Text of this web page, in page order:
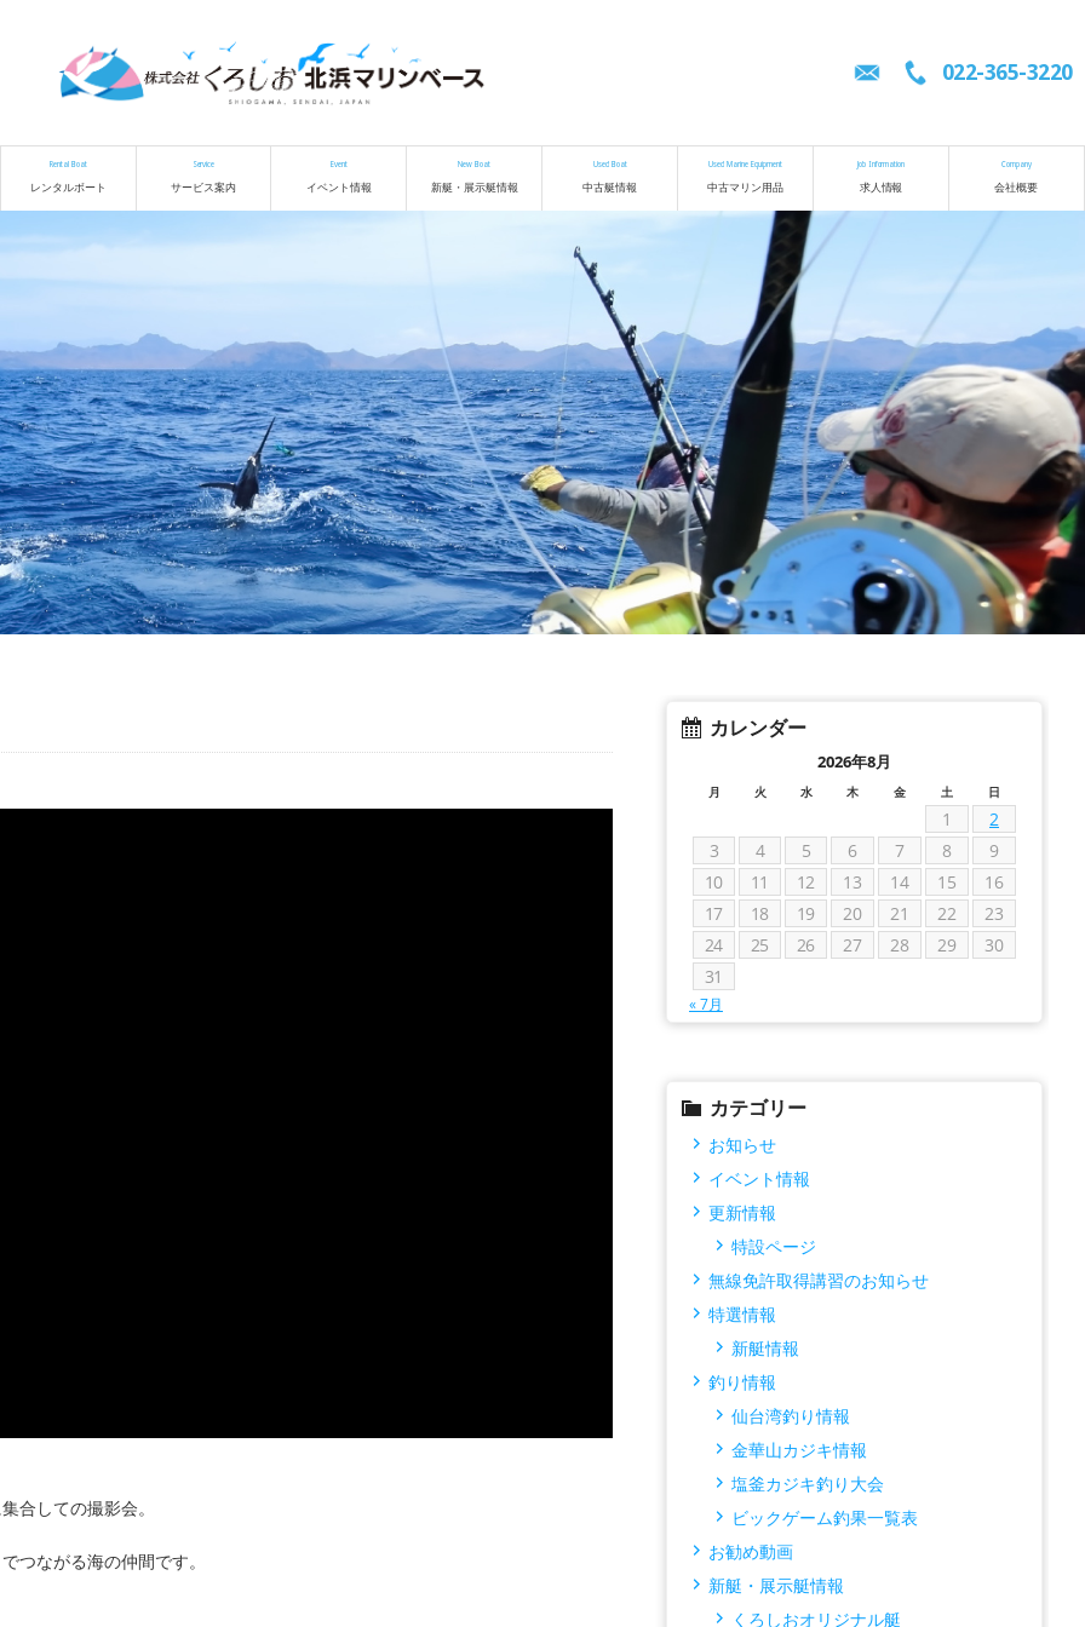
022-365-3220
Rental Boat
レンタルボート
Service
サービス案内
Event
イベント情報
New Boat
新艇・展示艇情報
Used Boat
中古艇情報
Used Marine Equipment
中古マリン用品
Job Information
求人情報
Company
会社概要
合しての撮影会。
つながる海の仲間です。
カレンダー
2026年8月
月 火 水 木 金 土 日
1
2
3
4 5 6 7 8
9
10
11 12 13 14 15
16
17
18 19 20 21 22
23
24
25 26 27 28 29
30
31
« 7月
カテゴリー
お知らせ
イベント情報
更新情報
特設ページ
無線免許取得講習のお知らせ
特選情報
新艇情報
釣り情報
仙台湾釣り情報
金華山カジキ情報
塩釜カジキ釣り大会
ビックゲーム釣果一覧表
お勧め動画
新艇・展示艇情報
くろしおオリジナル艇